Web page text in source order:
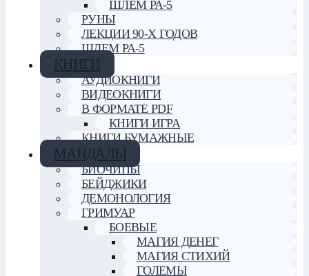
ШЛЕМ РА-5
РУНЫ
ЛЕКЦИИ 90-Х ГОДОВ
ШЛЕМ РА-5
КНИГИ
АУДИОКНИГИ
ВИДЕОКНИГИ
В ФОРМАТЕ PDF
КНИГИ ИГРА
КНИГИ БУМАЖНЫЕ
МАНДАЛЫ
БИОЧИПЫ
БЕЙДЖИКИ
ДЕМОНОЛОГИЯ
ГРИМУАР
БОЕВЫЕ
МАГИЯ ДЕНЕГ
МАГИЯ СТИХИЙ
ГОЛЕМЫ